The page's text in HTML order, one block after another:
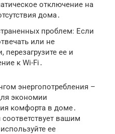
отключение на
дома․
проблем: Если
или не
перезагрузите ее и
к Wi-Fi․
энергопотребления –
экономии
комфорта в доме․
соответствует вашим
ее